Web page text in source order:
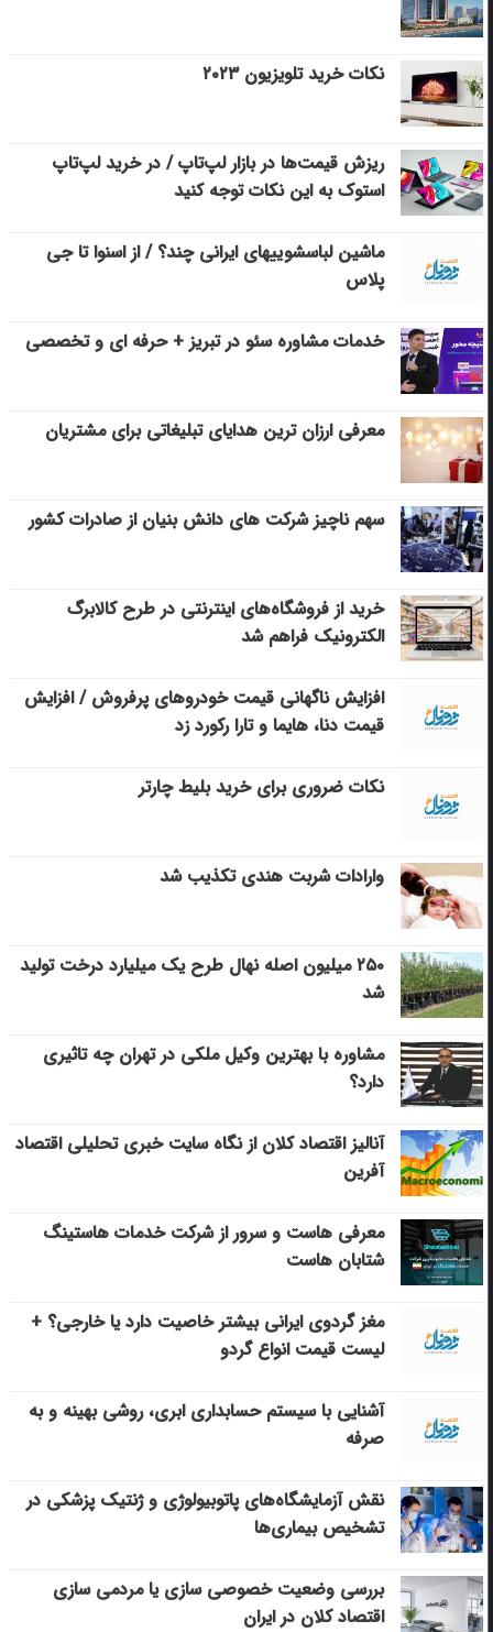
نکات خرید تلویزیون ۲۰۲۳
ریزش قیمت‌ها در بازار لپ‌تاپ / در خرید لپ‌تاپ
استوک به این نکات توجه کنید
ماشین لباسشویی‎های ایرانی چند؟ / از اسنوا تا جی
پلاس
خدمات مشاوره سئو در تبریز + حرفه ای و تخصصی
معرفی ارزان ترین هدایای تبلیغاتی برای مشتریان
سهم ناچیز شرکت های دانش بنیان از صادرات کشور
خرید از فروشگاه‌های اینترنتی در طرح کالابرگ
الکترونیک فراهم شد
افزایش ناگهانی قیمت خودروهای پرفروش / افزایش
قیمت دنا، هایما و تارا رکورد زد
نکات ضروری برای خرید بلیط چارتر
وارادات شربت هندی تکذیب شد
۲۵۰ میلیون اصله نهال طرح یک میلیارد درخت تولید
شد
مشاوره با بهترین وکیل ملکی در تهران چه تاثیری
دارد؟
آنالیز اقتصاد کلان از نگاه سایت خبری تحلیلی اقتصاد
آفرین
معرفی هاست و سرور از شرکت خدمات هاستینگ
شتابان هاست
مغز گردوی ایرانی بیشتر خاصیت دارد یا خارجی؟ +
لیست قیمت انواع گردو
آشنایی با سیستم حسابداری ابری، روشی بهینه و به
صرفه
نقش آزمایشگاه‌های پاتوبیولوژی و ژنتیک پزشکی در
تشخیص بیماری‌ها
بررسی وضعیت خصوصی سازی یا مردمی سازی
اقتصاد کلان در ایران